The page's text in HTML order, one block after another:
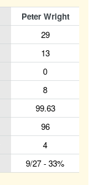
Peter Wright
29
13
0
8
99.63
96
4
9/27 - 33%